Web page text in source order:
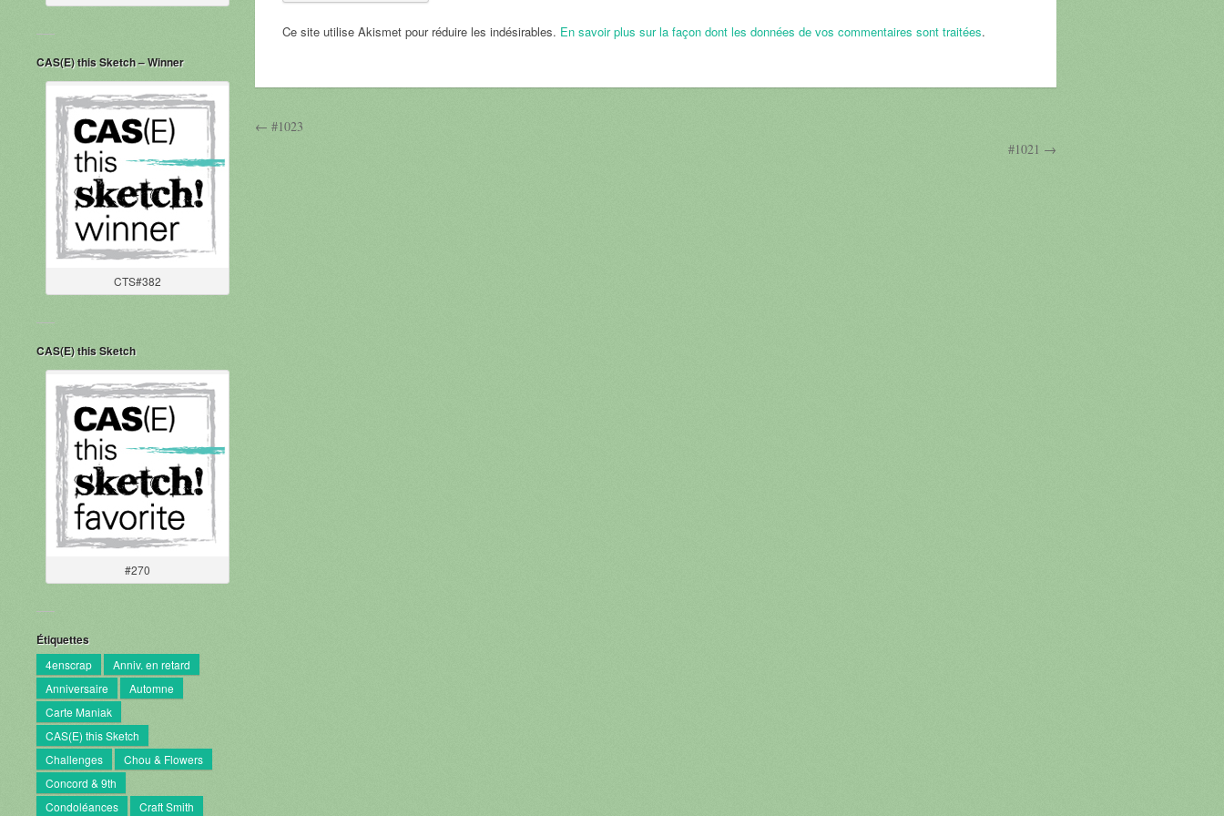
CAS(E) this Sketch – Winner
CTS#382
CAS(E) this Sketch
#270
Étiquettes
4enscrap
Anniv. en retard
Anniversaire
Automne
Carte Maniak
CAS(E) this Sketch
Challenges
Chou & Flowers
Concord & 9th
Condoléances
Craft Smith
Ce site utilise Akismet pour réduire les indésirables. En savoir plus sur la façon dont les données de vos commentaires sont traitées.
← #1023
#1021 →